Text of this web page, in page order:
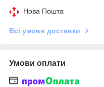
Нова Пошта
Всі умови доставки
Умови оплати